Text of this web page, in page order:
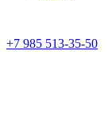
+7 985 513-35-50